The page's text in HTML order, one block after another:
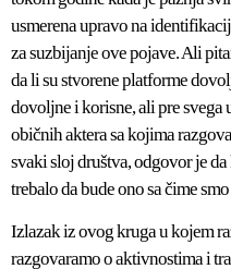
usmerena upravo na
za suzbijanje ove pojave. Ali
da li su stvorene platforme
dovoljne i korisne, ali pre svega
običnih aktera sa kojima
svaki sloj društva, odgovor je
trebalo da bude ono sa čime
Izlazak iz ovog kruga u kojem
razgovaramo o aktivnostima i